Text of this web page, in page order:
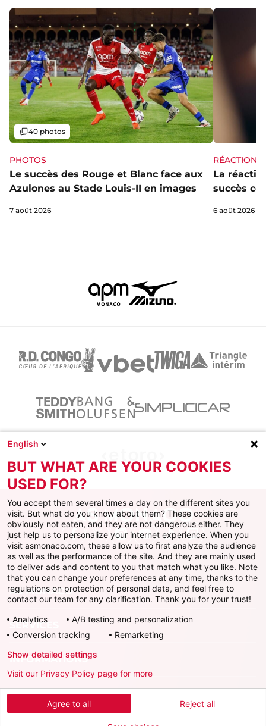
PHOTOS
Le succès des Rouge et Blanc face aux
Azulones au Stade Louis-II en images
Galerie
40 photos
7 août 2026
RÉACTIONS
La
succès
6 août 2026
Facebook
X Instagram
YoutubeTikTokTwitch
AS MONACO
SERVICES
INFORMATIONS
Télécharger l'AS Monaco App
English
BUT WHAT ARE YOUR COOKIES
USED FOR?
You accept them several times a day on the different sites you
visit. But what do you know about them? These cookies are
obviously not eaten, and they are not dangerous either. They
just help us to personalize your internet experience. When you
visit asmonaco.com, these allow us to first analyze the audience
as well as the performance of the site. And they are mainly used
to deliver ads and content to you that match what you like. Note
that you can change your preferences at any time, thanks to the
regulations on protection of personal data, and feel free to
contact our team for any clarification. Thank you for your trust!
Analytics
A/B testing and personalization
Conversion tracking
Remarketing
Agree to all Reject all
Show detailed settings
Visit our Privacy Policy page for more